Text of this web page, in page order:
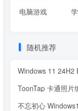
电脑游戏
随机推荐
Windows 11 24H2